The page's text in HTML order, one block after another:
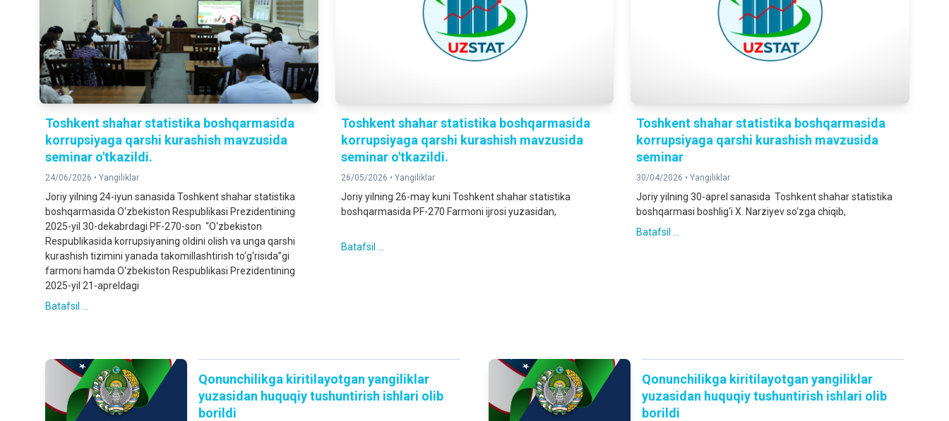
Toshkent shahar statistika boshqarmasida
korrupsiyaga qarshi kurashish mavzusida
seminar o'tkazildi.
24/06/2026 • Yangiliklar
Joriy yilning 24-iyun sanasida Toshkent shahar statistika
boshqarmasida O‘zbekiston Respublikasi Prezidentining
2025-yil 30-dekabrdagi PF-270-son “O‘zbekiston
Respublikasida korrupsiyaning oldini olish va unga qarshi
kurashish tizimini yanada takomillashtirish to‘g‘risida”gi
farmoni hamda O‘zbekiston Respublikasi Prezidentining
2025-yil 21-apreldagi
Batafsil ...
Toshkent shahar statistika boshqarmasida
korrupsiyaga qarshi kurashish mavzusida
seminar o'tkazildi.
26/05/2026 • Yangiliklar
Joriy yilning 26-may kuni Toshkent shahar statistika
boshqarmasida PF-270 Farmoni ijrosi yuzasidan,
Batafsil ...
Toshkent shahar statistika boshqarmasida
korrupsiyaga qarshi kurashish mavzusida
seminar
30/04/2026 •Yangiliklar
Joriy yilning 30-aprel sanasida Toshkent shahar statistika
boshqarmasi boshlig‘i X. Narziyev so‘zga chiqib,
Batafsil ...
Qonunchilikga kiritilayotgan yangiliklar
yuzasidan huquqiy tushuntirish ishlari olib
borildi
Qonunchilikga kiritilayotgan yangiliklar
yuzasidan huquqiy tushuntirish ishlari olib
borildi